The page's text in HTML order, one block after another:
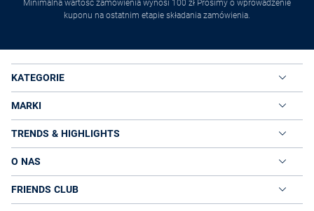
Minimalna wartość zamówienia wynosi 100 zł Prosimy o wprowadzenie
kuponu na ostatnim etapie składania zamówienia.
KATEGORIE
MARKI
TRENDS & HIGHLIGHTS
O NAS
FRIENDS CLUB